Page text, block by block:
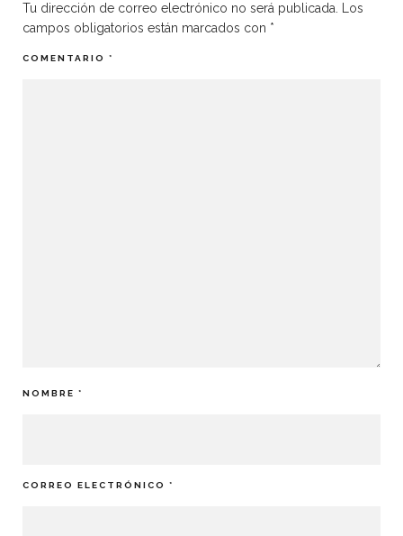
Tu dirección de correo electrónico no será publicada. Los
campos obligatorios están marcados con *
COMENTARIO *
NOMBRE *
CORREO ELECTRÓNICO *